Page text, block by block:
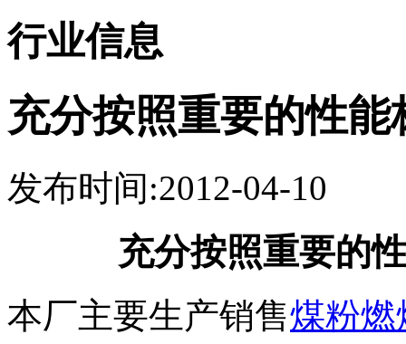
行业信息
充分按照重要的性
发布时间:2012-04-10
充分按照重要的
本厂主要生产销售煤粉燃